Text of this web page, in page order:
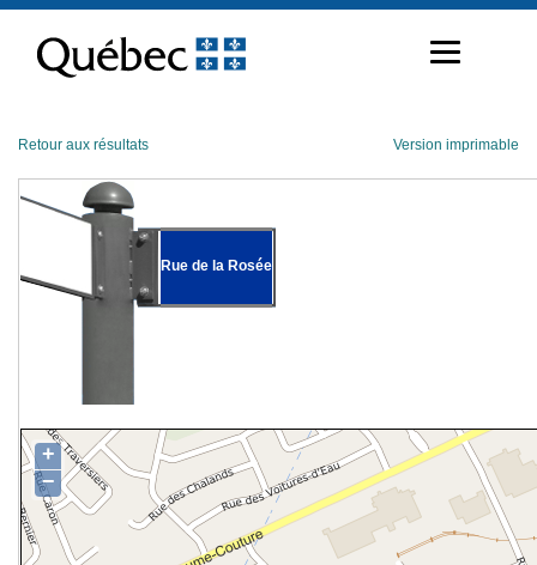
contenu
Retour aux résultats Version imprimable
Rue de la Rosée
+
−